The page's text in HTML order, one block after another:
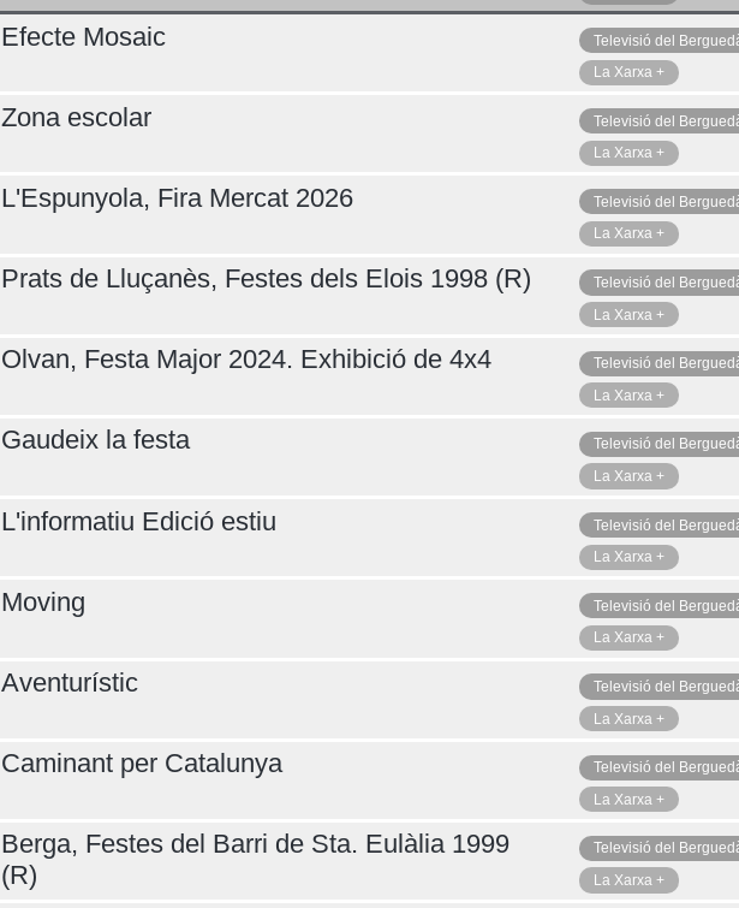
Efecte Mosaic
Televisió del
La Xarxa +
Zona escolar
Televisió del
La Xarxa +
L'Espunyola, Fira Mercat 2026
Televisió del
La Xarxa +
Prats de Lluçanès, Festes dels Elois 1998 (R)
Televisió del
La Xarxa +
Olvan, Festa Major 2024. Exhibició de 4x4
Televisió del
La Xarxa +
Gaudeix la festa
Televisió del
La Xarxa +
L'informatiu Edició estiu
Televisió del
La Xarxa +
Moving
Televisió del
La Xarxa +
Aventurístic
Televisió del
La Xarxa +
Caminant per Catalunya
Televisió del
La Xarxa +
Berga, Festes del Barri de Sta. Eulàlia 1999
(R)
Televisió del
La Xarxa +